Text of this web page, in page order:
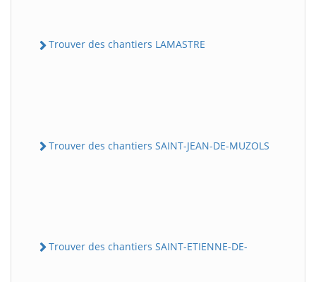
Trouver des chantiers LAMASTRE
Trouver des chantiers SAINT-JEAN-DE-MUZOLS
Trouver des chantiers SAINT-ETIENNE-DE-